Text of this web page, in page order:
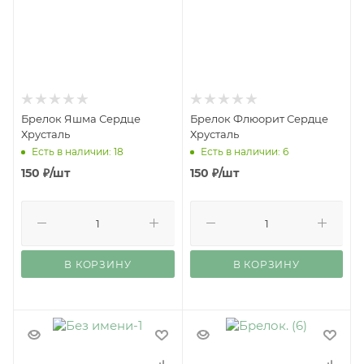
Брелок Яшма Сердце
Хрусталь
Есть в наличии: 18
150 ₽/шт
В КОРЗИНУ
Брелок Флюорит Сердце
Хрусталь
Есть в наличии: 6
150 ₽/шт
В КОРЗИНУ